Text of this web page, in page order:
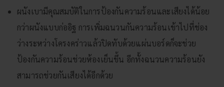
ผนังเบามีคุณสมบัติในการป้องกันความร้อนและเสียงได้น้อย
กว่าผนังแบบก่ออิฐ การเพิ่มฉนวนกันความร้อนเข้าไปที่ช่อง
ว่างระหว่างโครงคร่าวแล้วปิดทับด้วยแผ่นบอร์ดก็จะช่วย
ป้องกันความร้อนช่วยห้องเย็นขึ้น อีกทั้งฉนวนความร้อนยัง
สามารถช่วยกันเสียงได้อีกด้วย